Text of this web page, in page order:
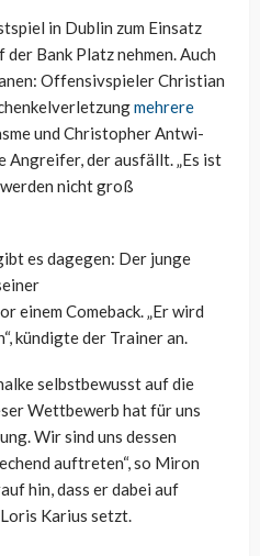
in Dublin zum Einsatz
Bank Platz nehmen. Auch
Offensivspieler Christian
mehrere
und Christopher Antwi-
der ausfällt. „Es ist
nicht groß
es dagegen: Der junge
einem Comeback. „Er wird
kündigte der Trainer an.
selbstbewusst auf die
Wettbewerb hat für uns
Wir sind uns dessen
auftreten“, so Miron
hin, dass er dabei auf
Karius setzt.